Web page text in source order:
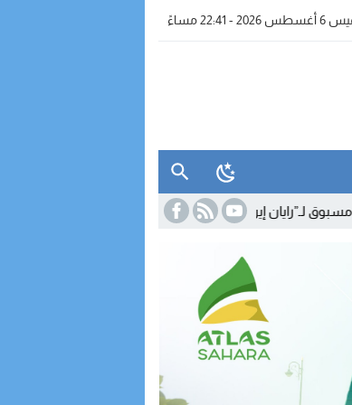
- 22:41 مساءً
يعزز الربط الجوي للداخلة مع أوروبا